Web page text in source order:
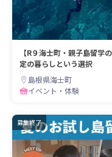
【R９海士町・親子島留学
定の暮らしという選択
島根県海士町
イベント・体験
募集終了